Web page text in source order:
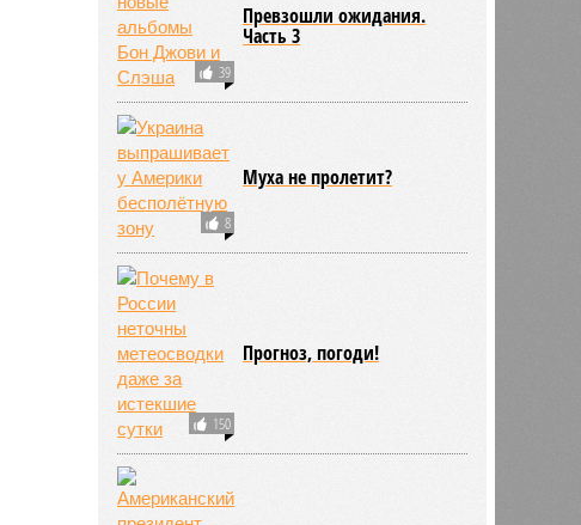
39
Превзошли ожидания.
Часть 3
8
Муха не пролетит?
150
Прогноз, погоди!